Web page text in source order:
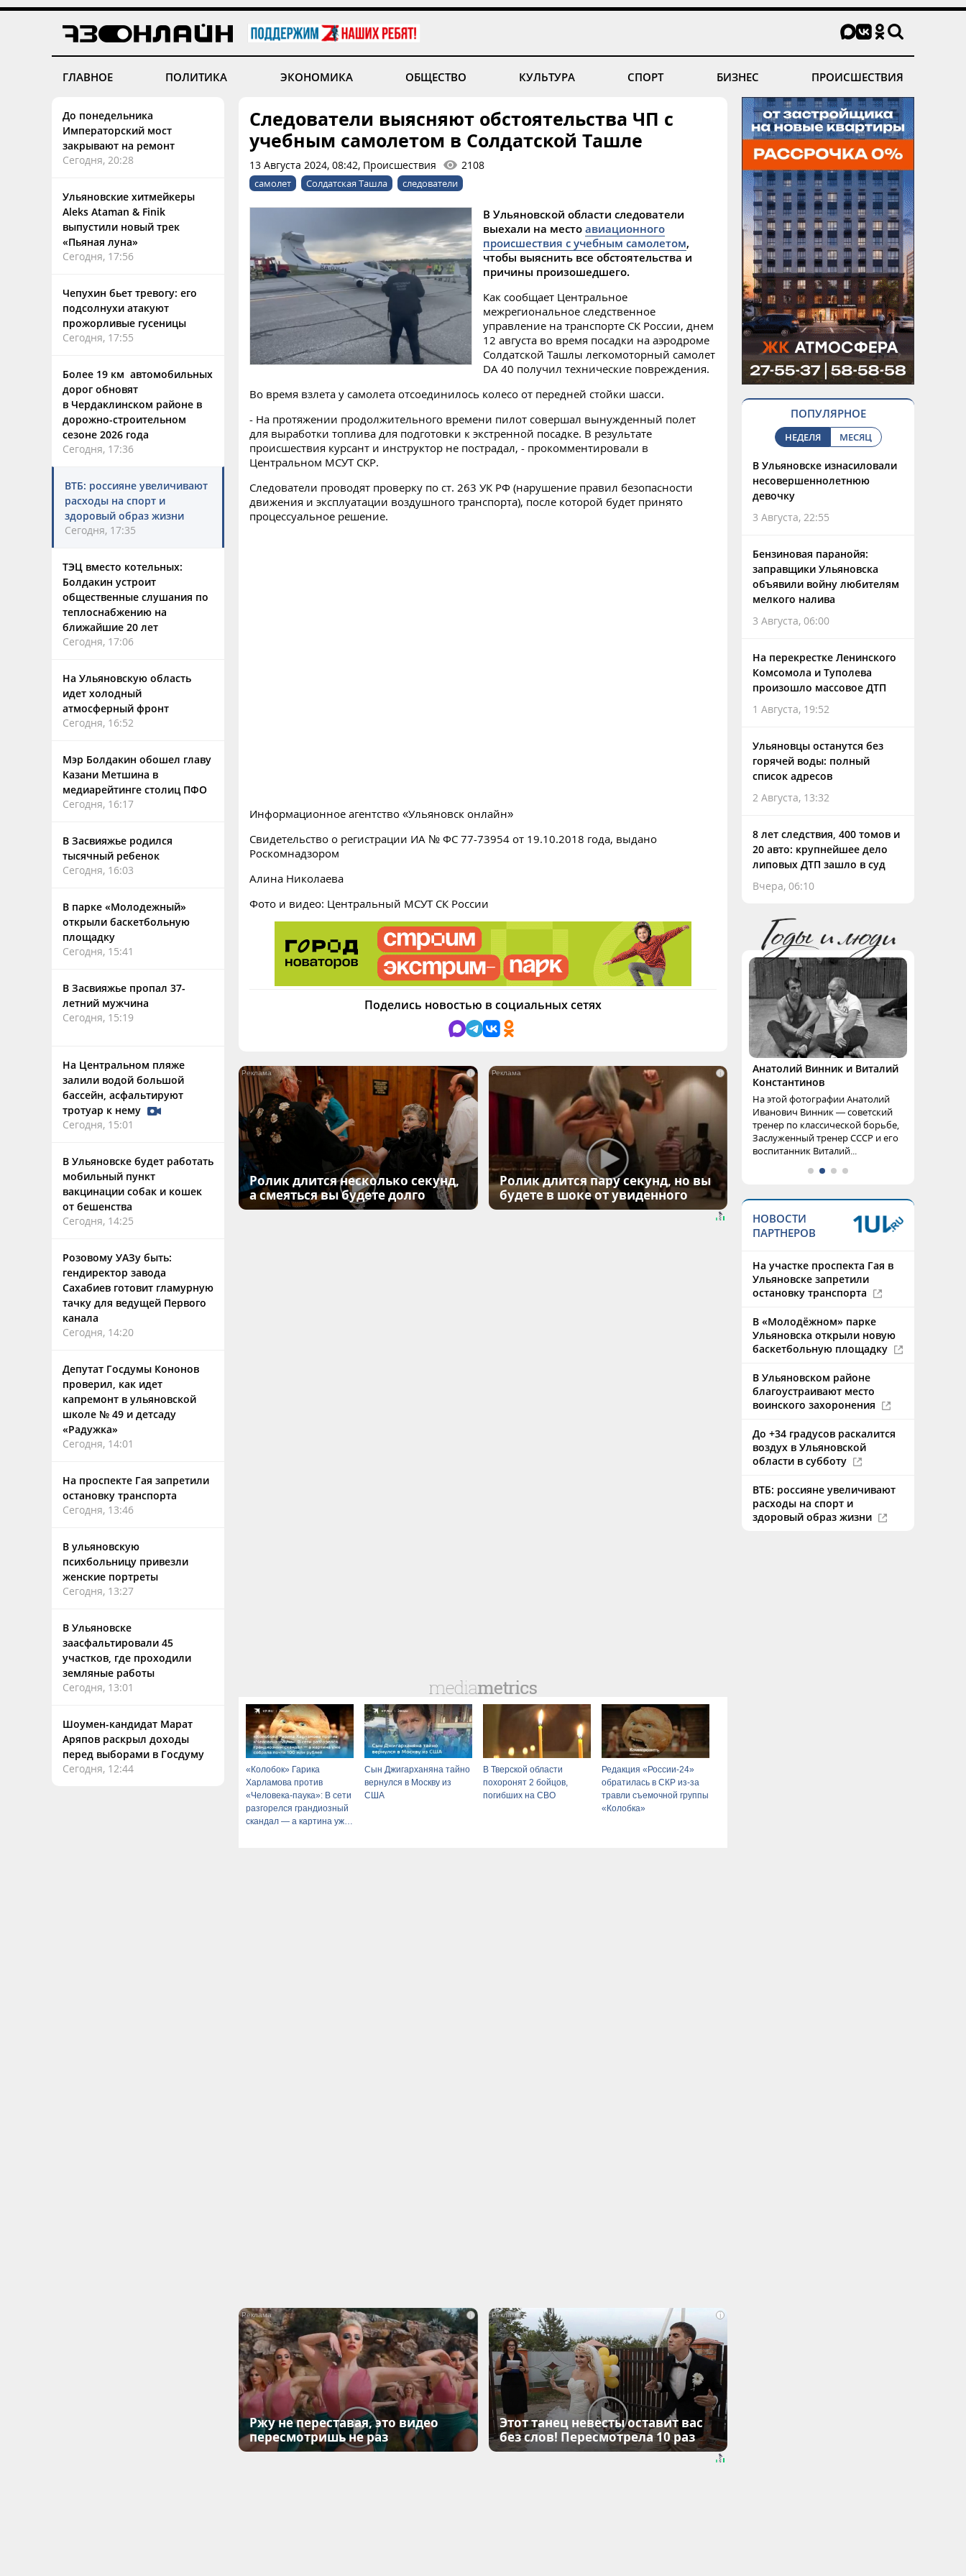
ГЛАВНОЕ ПОЛИТИКА ЭКОНОМИКА ОБЩЕСТВО КУЛЬТУРА СПОРТ БИЗНЕС ПРОИСШЕСТВИЯ
До понедельника
Императорский мост
закрывают на ремонт
Сегодня, 20:28
Ульяновские хитмейкеры
Aleks Ataman & Finik
выпустили новый трек
«Пьяная луна»
Сегодня, 17:56
Чепухин бьет тревогу: его
подсолнухи атакуют
прожорливые гусеницы
Сегодня, 17:55
Более 19 км автомобильных
дорог обновят
в Чердаклинском районе в
дорожно-строительном
сезоне 2026 года
Сегодня, 17:36
ВТБ: россияне увеличивают
расходы на спорт и
здоровый образ жизни
Сегодня, 17:35
ТЭЦ вместо котельных:
Болдакин устроит
общественные слушания по
теплоснабжению на
ближайшие 20 лет
Сегодня, 17:06
На Ульяновскую область
идет холодный
атмосферный фронт
Сегодня, 16:52
Мэр Болдакин обошел главу
Казани Метшина в
медиарейтинге столиц ПФО
Сегодня, 16:17
В Засвияжье родился
тысячный ребенок
Сегодня, 16:03
В парке «Молодежный»
открыли баскетбольную
площадку
Сегодня, 15:41
В Засвияжье пропал 37-
летний мужчина
Сегодня, 15:19
На Центральном пляже
залили водой большой
бассейн, асфальтируют
тротуар к нему
Сегодня, 15:01
В Ульяновске будет работать
мобильный пункт
вакцинации собак и кошек
от бешенства
Сегодня, 14:25
Розовому УАЗу быть:
гендиректор завода
Сахабиев готовит гламурную
тачку для ведущей Первого
канала
Сегодня, 14:20
Депутат Госдумы Кононов
проверил, как идет
капремонт в ульяновской
школе № 49 и детсаду
«Радужка»
Сегодня, 14:01
На проспекте Гая запретили
остановку транспорта
Сегодня, 13:46
В ульяновскую
психбольницу привезли
женские портреты
Сегодня, 13:27
В Ульяновске
заасфальтировали 45
участков, где проходили
земляные работы
Сегодня, 13:01
Шоумен-кандидат Марат
Аряпов раскрыл доходы
перед выборами в Госдуму
Сегодня, 12:44
Следователи выясняют обстоятельства ЧП с
учебным самолетом в Солдатской Ташле
13 Августа 2024, 08:42, Происшествия 2108
самолет Солдатская Ташла следователи
В Ульяновской области следователи
выехали на место авиационного
происшествия с учебным самолетом,
чтобы выяснить все обстоятельства и
причины произошедшего.
Как сообщает Центральное
межрегиональное следственное
управление на транспорте СК России, днем
12 августа во время посадки на аэродроме
Солдатской Ташлы легкомоторный самолет
DA 40 получил технические повреждения.
Во время взлета у самолета отсоединилось колесо от передней стойки шасси.
- На протяжении продолжительного времени пилот совершал вынужденный полет
для выработки топлива для подготовки к экстренной посадке. В результате
происшествия курсант и инструктор не пострадал, - прокомментировали в
Центральном МСУТ СКР.
Следователи проводят проверку по ст. 263 УК РФ (нарушение правил безопасности
движения и эксплуатации воздушного транспорта), после которой будет принято
процессуальное решение.
Информационное агентство «Ульяновск онлайн»
Свидетельство о регистрации ИА № ФС 77-73954 от 19.10.2018 года, выдано
Роскомнадзором
Алина Николаева
Фото и видео: Центральный МСУТ СК России
Поделись новостью в социальных сетях
i
Ролик длится несколько секунд,
а смеяться вы будете долго
i
Ролик длится пару секунд, но вы
будете в шоке от увиденного
«Колобок» Гарика
Харламова против
«Человека-паука»: В сети
разгорелся грандиозный
скандал — а картина уже
Сын Джигарханяна тайно
вернулся в Москву из
США
В Тверской области
похоронят 2 бойцов,
погибших на СВО
Редакция «России-24»
обратилась в СКР из-за
травли съемочной группы
«Колобка»
i
Ржу не переставая, это видео
пересмотришь не раз
i
Этот танец невесты оставит вас
без слов! Пересмотрела 10 раз
ПОПУЛЯРНОЕ
НЕДЕЛЯ МЕСЯЦ
В Ульяновске изнасиловали
несовершеннолетнюю
девочку
3 Августа, 22:55
Бензиновая паранойя:
заправщики Ульяновска
объявили войну любителям
мелкого налива
3 Августа, 06:00
На перекрестке Ленинского
Комсомола и Туполева
произошло массовое ДТП
1 Августа, 19:52
Ульяновцы останутся без
горячей воды: полный
список адресов
2 Августа, 13:32
8 лет следствия, 400 томов и
20 авто: крупнейшее дело
липовых ДТП зашло в суд
Вчера, 06:10
Анатолий Винник и Виталий
Константинов
На этой фотографии Анатолий
Иванович Винник — советский
тренер по классической борьбе,
Заслуженный тренер СССР и его
воспитанник Виталий...
НОВОСТИ
ПАРТНЕРОВ
На участке проспекта Гая в
Ульяновске запретили
остановку транспорта
В «Молодёжном» парке
Ульяновска открыли новую
баскетбольную площадку
В Ульяновском районе
благоустраивают место
воинского захоронения
До +34 градусов раскалится
воздух в Ульяновской
области в субботу
ВТБ: россияне увеличивают
расходы на спорт и
здоровый образ жизни